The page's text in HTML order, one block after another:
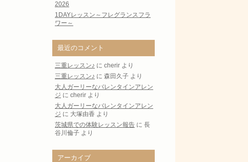
2026
1DAYレッスン～フレグランスフラ
ワー～
最近のコメント
三重レッスン♪ に cherir より
三重レッスン♪ に 森田久子 より
大人ガーリーなバレンタインアレン
ジ に cherir より
大人ガーリーなバレンタインアレン
ジ に 大塚由香 より
茨城県での体験レッスン報告 に 長
谷川倫子 より
アーカイブ